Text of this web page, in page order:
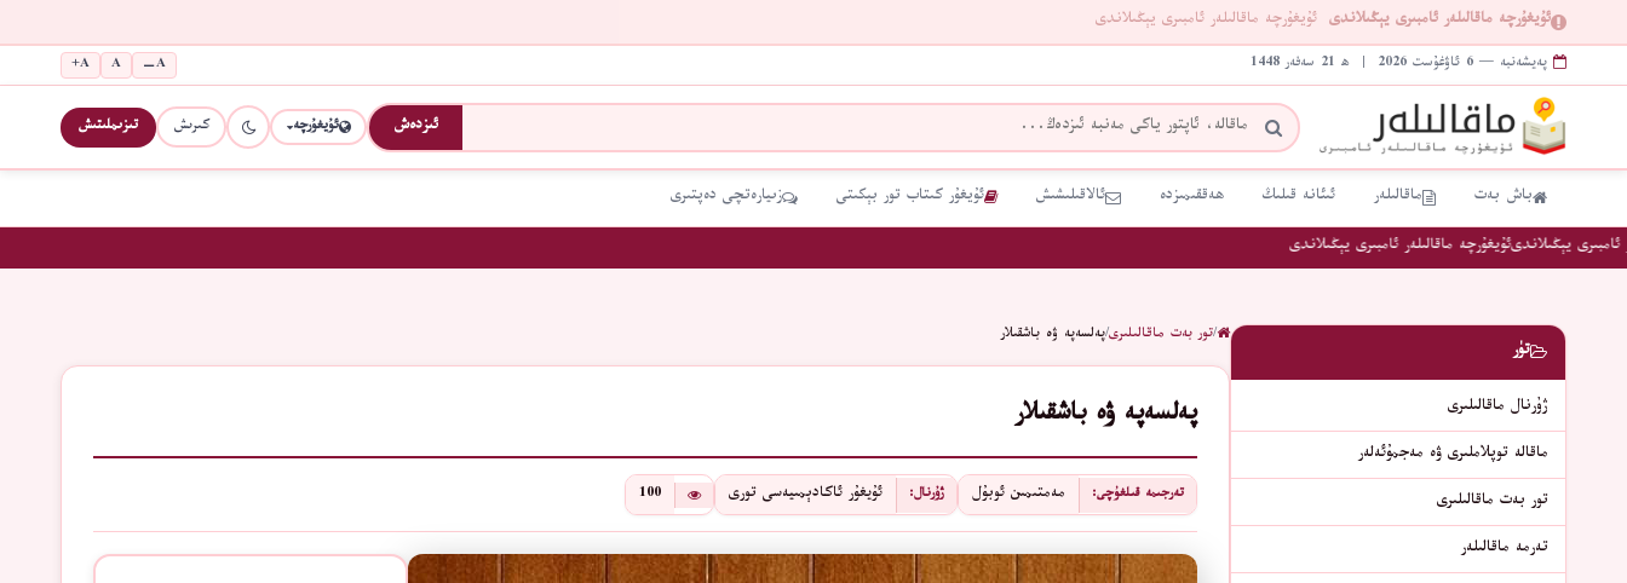
ئۇيغۇرچە ماقالىلەر ئامبىرى يېڭىلاندى ئۇيغۇرچە ماقالىلەر ئامبىرى يېڭىلاندى
پەيشەنبە — 6 ئاۋغۇست 2026 | ھ 21 سەفەر 1448 A−
A
A+
ئىزدەش ئۇيغۇرچە كىرىش تىزىملىتىش
باش بەت ماقالىلەر ئىئانە قىلىڭ ھەققىمىزدە ئالاقىلىشىش ئۇيغۇر كىتاب تور بېكىتى زىيارەتچى دەپتىرى
يېڭىلاندىئۇيغۇرچە ماقالىلەر ئامبىرى يېڭىلاندى
/تور بەت ماقالىلىرى/پەلسەپە ۋە باشقىلار
پەلسەپە ۋە باشقىلار
تەرجىمە قىلغۇچى: مەمتىمىن ئوبۇل ژۇرنال: ئۇيغۇر ئاكادېمىيەسى تورى 100
تۈر
ژۇرنال ماقالىلىرى
ماقالە توپلاملىرى ۋە مەجمۇئەلەر
تور بەت ماقالىلىرى
تەرمە ماقالىلەر